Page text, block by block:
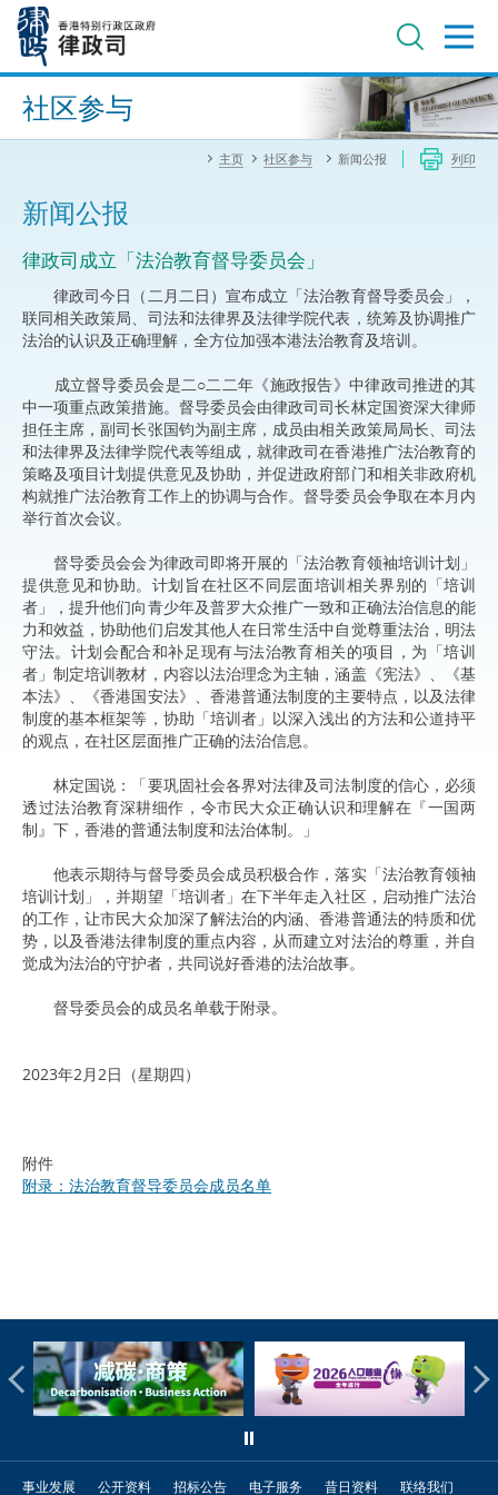
内
进阶搜寻
社区参与
主页 社区参与 新闻公报 列印
新闻公报
律政司成立「法治教育督导委员会」
律政司今日（二月二日）宣布成立「法治教育督导委员会」，
联同相关政策局、司法和法律界及法律学院代表，统筹及协调推广
法治的认识及正确理解，全方位加强本港法治教育及培训。
成立督导委员会是二○二二年《施政报告》中律政司推进的其
中一项重点政策措施。督导委员会由律政司司长林定国资深大律师
担任主席，副司长张国钧为副主席，成员由相关政策局局长、司法
和法律界及法律学院代表等组成，就律政司在香港推广法治教育的
策略及项目计划提供意见及协助，并促进政府部门和相关非政府机
构就推广法治教育工作上的协调与合作。督导委员会争取在本月内
举行首次会议。
督导委员会会为律政司即将开展的「法治教育领袖培训计划」
提供意见和协助。计划旨在社区不同层面培训相关界别的「培训
者」，提升他们向青少年及普罗大众推广一致和正确法治信息的能
力和效益，协助他们启发其他人在日常生活中自觉尊重法治，明法
守法。计划会配合和补足现有与法治教育相关的项目，为「培训
者」制定培训教材，内容以法治理念为主轴，涵盖《宪法》、《基
本法》、《香港国安法》、香港普通法制度的主要特点，以及法律
制度的基本框架等，协助「培训者」以深入浅出的方法和公道持平
的观点，在社区层面推广正确的法治信息。
林定国说：「要巩固社会各界对法律及司法制度的信心，必须
透过法治教育深耕细作，令市民大众正确认识和理解在『一国两
制』下，香港的普通法制度和法治体制。」
他表示期待与督导委员会成员积极合作，落实「法治教育领袖
培训计划」，并期望「培训者」在下半年走入社区，启动推广法治
的工作，让市民大众加深了解法治的内涵、香港普通法的特质和优
势，以及香港法律制度的重点内容，从而建立对法治的尊重，并自
觉成为法治的守护者，共同说好香港的法治故事。
督导委员会的成员名单载于附录。
2023年2月2日（星期四）
附件
附录：法治教育督导委员会成员名单
事业发展 公开资料 招标公告 电子服务 昔日资料 联络我们